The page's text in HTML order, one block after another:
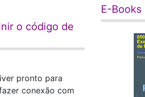
o código de
pronto para
conexão com
E-Books